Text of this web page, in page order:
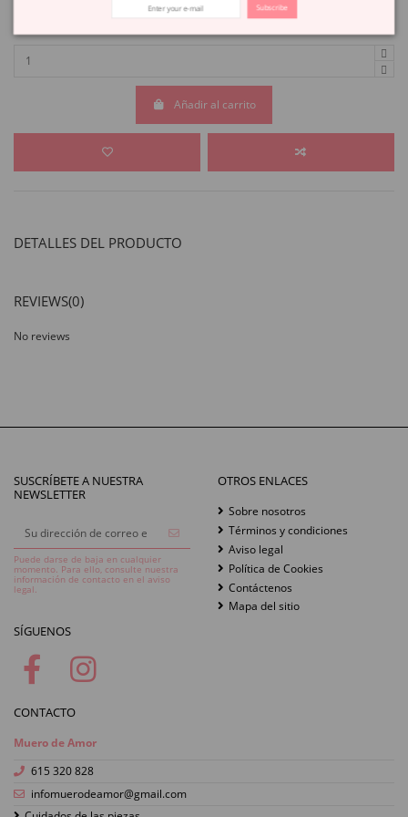
Añadir al carrito
DETALLES DEL PRODUCTO
REVIEWS(0)
No reviews
SUSCRÍBETE A NUESTRA
NEWSLETTER
Puede darse de baja en cualquier
momento. Para ello, consulte nuestra
información de contacto en el aviso
legal.
SÍGUENOS
OTROS ENLACES
Sobre nosotros
Términos y condiciones
Aviso legal
Política de Cookies
Contáctenos
Mapa del sitio
CONTACTO
Muero de Amor
615 320 828
infomuerodeamor@gmail.com
Subscribe